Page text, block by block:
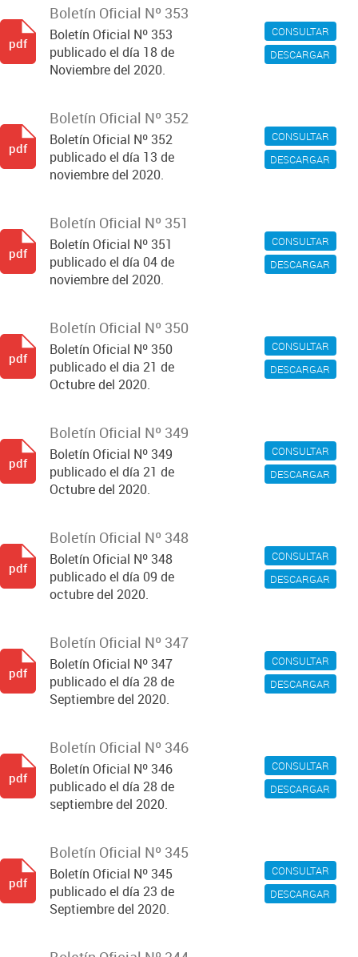
CONSULTAR
DESCARGAR
Boletín Oficial Nº 353
Boletín Oficial Nº 353
publicado el día 18 de
Noviembre del 2020.
pdf
CONSULTAR
DESCARGAR
Boletín Oficial Nº 352
Boletín Oficial Nº 352
publicado el día 13 de
noviembre del 2020.
pdf
CONSULTAR
DESCARGAR
Boletín Oficial Nº 351
Boletín Oficial Nº 351
publicado el día 04 de
noviembre del 2020.
pdf
CONSULTAR
DESCARGAR
Boletín Oficial Nº 350
Boletín Oficial Nº 350
publicado el dia 21 de
Octubre del 2020.
pdf
CONSULTAR
DESCARGAR
Boletín Oficial Nº 349
Boletín Oficial Nº 349
publicado el día 21 de
Octubre del 2020.
pdf
CONSULTAR
DESCARGAR
Boletín Oficial Nº 348
Boletín Oficial Nº 348
publicado el día 09 de
octubre del 2020.
pdf
CONSULTAR
DESCARGAR
Boletín Oficial Nº 347
Boletín Oficial Nº 347
publicado el día 28 de
Septiembre del 2020.
pdf
CONSULTAR
DESCARGAR
Boletín Oficial Nº 346
Boletín Oficial Nº 346
publicado el día 28 de
septiembre del 2020.
pdf
CONSULTAR
DESCARGAR
Boletín Oficial Nº 345
Boletín Oficial Nº 345
publicado el día 23 de
Septiembre del 2020.
pdf